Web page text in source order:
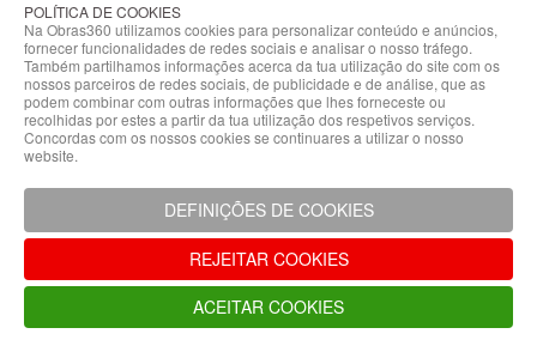
Condicionado
Acessórios
Climatização
Acessórios
Climatização
Hidráulicas
Controladores
Fixações e
Acessórios
Isolamento
para
Tubagem
POLÍTICA DE COOKIES
Na Obras360 utilizamos cookies para personalizar conteúdo e anúncios,
fornecer funcionalidades de redes sociais e analisar o nosso tráfego.
Também partilhamos informações acerca da tua utilização do site com os
nossos parceiros de redes sociais, de publicidade e de análise, que as
podem combinar com outras informações que lhes forneceste ou
recolhidas por estes a partir da tua utilização dos respetivos serviços.
Concordas com os nossos cookies se continuares a utilizar o nosso
website.
DEFINIÇÕES DE COOKIES
REJEITAR COOKIES
ACEITAR COOKIES